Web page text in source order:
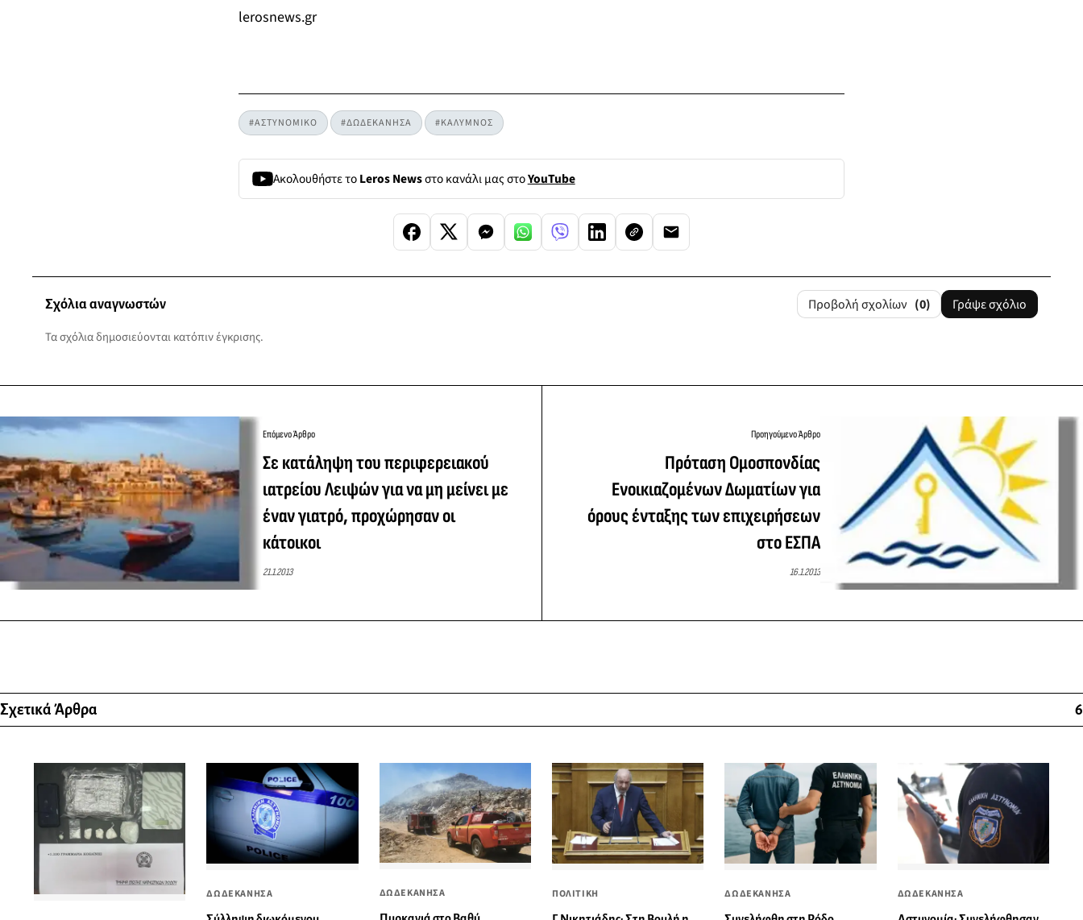
lerosnews.gr
#ΑΣΤΥΝΟΜΙΚΟ #ΔΩΔΕΚΑΝΗΣΑ #ΚΑΛΥΜΝΟΣ
Ακολουθήστε τοLeros Newsστο κανάλι μας στοYouTube
Σχόλια αναγνωστών Προβολή σχολίων (0) Γράψε σχόλιο
Τα σχόλια δημοσιεύονται κατόπιν έγκρισης.
Επόμενο Άρθρο
Σε κατάληψη του περιφερειακού
ιατρείου Λειψών για να μη μείνει με
έναν γιατρό, προχώρησαν οι
κάτοικοι
21.1.2013
Προηγούμενο Άρθρο
Πρόταση Ομοσπονδίας
Ενοικιαζομένων Δωματίων για
όρους ένταξης των επιχειρήσεων
στο ΕΣΠΑ
16.1.2013
Σχετικά Άρθρα 6
ΔΩΔΕΚΑΝΗΣΑ ΔΩΔΕΚΑΝΗΣΑ ΠΟΛΙΤΙΚΗ ΔΩΔΕΚΑΝΗΣΑ ΔΩΔΕΚΑΝΗΣΑ